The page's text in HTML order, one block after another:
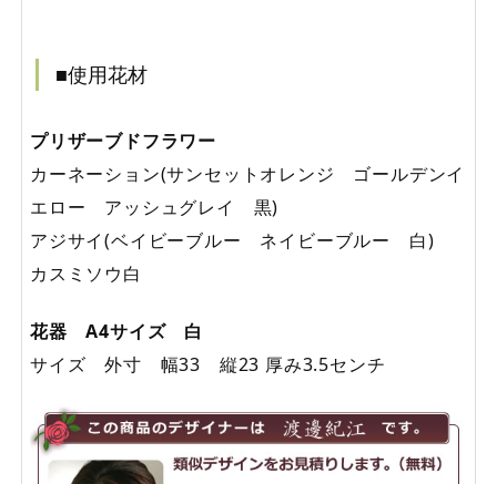
■使用花材
プリザーブドフラワー
カーネーション(サンセットオレンジ ゴールデンイ
エロー アッシュグレイ 黒)
アジサイ(ベイビーブルー ネイビーブルー 白)
カスミソウ白
花器 A4サイズ 白
サイズ 外寸 幅33 縦23 厚み3.5センチ